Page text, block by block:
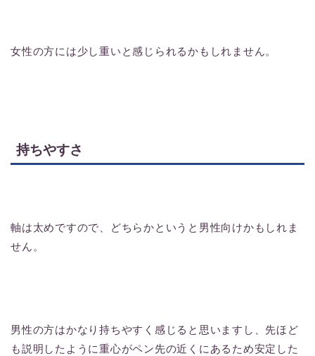
女性の方には少し重いと感じられるかもしれません。
持ちやすさ
軸は太めですので、どちらかというと男性向けかもしれま
せん。
男性の方はかなり持ちやすく感じると思いますし、先ほど
も説明したように重心がペン先の近くにあるため安定した